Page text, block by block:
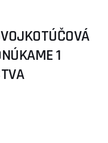
1